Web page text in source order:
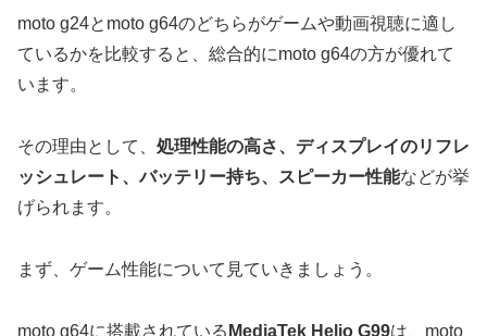
moto g24とmoto g64のどちらがゲームや動画視聴に適し
ているかを比較すると、総合的にmoto g64の方が優れて
います。
その理由として、 処理性能の高さ、ディスプレイのリフレ
ッシュレート、バッテリー持ち、スピーカー性能などが挙
げられます。
まず、ゲーム性能について見ていきましょう。
moto g64に搭載されている MediaTek Helio G99は、moto